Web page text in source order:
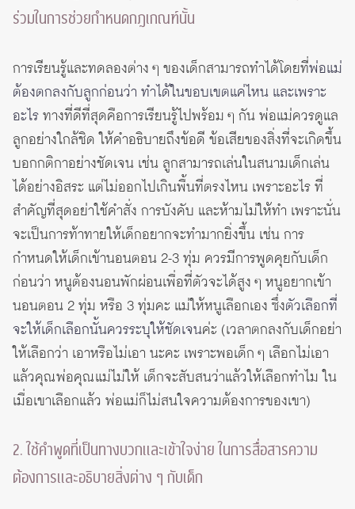
ร่วมในการช่วยกำหนดกฎเกณฑ์นั้น
การเรียนรู้และทดลองต่าง ๆ ของเด็กสามารถทำได้โดยที่พ่อแม่
ต้องตกลงกับลูกก่อนว่า ทำได้ในขอบเขตแค่ไหน และเพราะ
อะไรทางที่ดีที่สุดคือการเรียนรู้ไปพร้อม ๆ กัน พ่อแม่ควรดูแล
ลูกอย่างใกล้ชิด ให้คำอธิบายถึงข้อดี ข้อเสียของสิ่งที่จะเกิดขึ้น
บอกกติกาอย่างชัดเจน เช่น ลูกสามารถเล่นในสนามเด็กเล่น
ได้อย่างอิสระ แต่ไม่ออกไปเกินพื้นที่ตรงไหน เพราะอะไร ที่
สำคัญที่สุดอย่าใช้คำสั่ง การบังคับ และห้ามไม่ให้ทำ เพราะนั่น
จะเป็นการท้าทายให้เด็กอยากจะทำมากยิ่งขึ้น เช่น การ
กำหนดให้เด็กเข้านอนตอน 2-3 ทุ่ม ควรมีการพูดคุยกับเด็ก
ก่อนว่า หนูต้องนอนพักผ่อนเพื่อที่ตัวจะได้สูง ๆ หนูอยากเข้า
นอนตอน 2 ทุ่ม หรือ 3 ทุ่มคะ แม่ให้หนูเลือกเอง ซึ่งตัวเลือกที่
จะให้เด็กเลือกนั้นควรระบุให้ชัดเจนค่ะ (เวลาตกลงกับเด็กอย่า
ให้เลือกว่า เอาหรือไม่เอา นะคะ เพราะพอเด็ก ๆ เลือกไม่เอา
แล้วคุณพ่อคุณแม่ไม่ให้ เด็กจะสับสนว่าแล้วให้เลือกทำไม ใน
เมื่อเขาเลือกแล้ว พ่อแม่ก็ไม่สนใจความต้องการของเขา)
2. ใช้คำพูดที่เป็นทางบวกและเข้าใจง่าย ในการสื่อสารความ
ต้องการและอธิบายสิ่งต่าง ๆ กับเด็ก